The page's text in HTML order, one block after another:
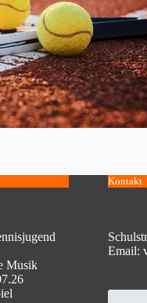
Musik
Kontakt
Email: